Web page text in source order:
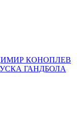
КОНОПЛЕВ
ГАНДБОЛА